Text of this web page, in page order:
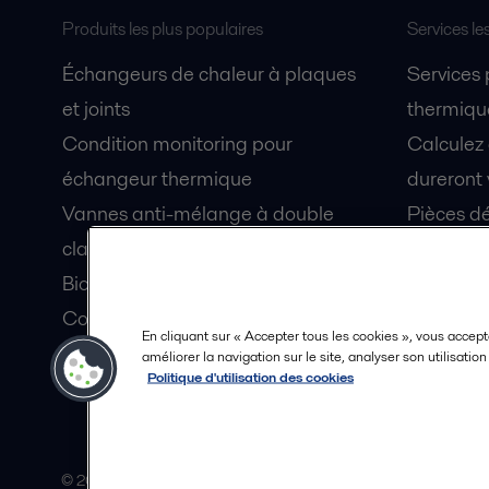
Produits les plus populaires
Échangeurs de chaleur à plaques
et joints
Condition monitoring pour
échangeur thermique
Vannes anti-mélange à double
clapet Unique Mixproof
Bioréacteurs à membranes MBR
Condition monitoring pour pompes
Lubrification par air fluidisé pour
coque de navire OceanGlide
Services
Services
dureront
Pièces
© 2015-2026, ALFA LAVAL
En cliquant sur « Accepter tous les cookies », vous
améliorer la navigation sur le site, analyser son
Politique d'utilisation des cookies